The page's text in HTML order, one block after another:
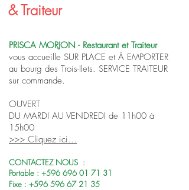
& Traiteur
PRISCA MORJON - Restaurant et Traiteur
vous accueille SUR PLACE et À EMPORTER
au bourg des Trois-Ilets. SERVICE TRAITEUR
sur commande.
OUVERT
DU MARDI AU VENDREDI de 11h00 à
15h00
>>> Cliquez ici...
CONTACTEZ NOUS :
Portable : +596 696 01 71 31
Fixe : +596 596 67 21 35